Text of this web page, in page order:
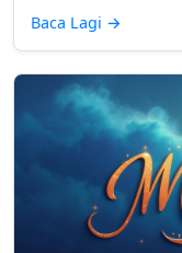
Baca Lagi →